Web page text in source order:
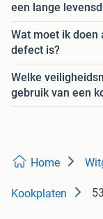
een lange
Wat moet ik
defect is?
Welke
gebruik van een
Home
Kookplaten